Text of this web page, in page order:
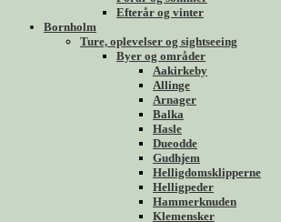
Efterår og vinter
Bornholm
Ture, oplevelser og sightseeing
Byer og områder
Aakirkeby
Allinge
Arnager
Balka
Hasle
Dueodde
Gudhjem
Helligdomsklipperne
Helligpeder
Hammerknuden
Klemensker